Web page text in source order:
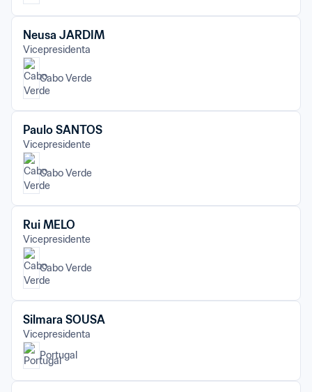
Neusa JARDIM
Vicepresidenta
Cabo Verde
Paulo SANTOS
Vicepresidente
Cabo Verde
Rui MELO
Vicepresidente
Cabo Verde
Silmara SOUSA
Vicepresidenta
Portugal